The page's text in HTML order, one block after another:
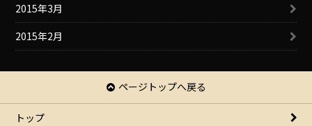
2015年3月
2015年2月
ページトップへ戻る
トップ